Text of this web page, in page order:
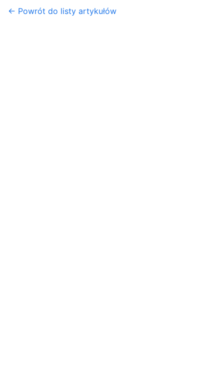
← Powrót do listy artykułów